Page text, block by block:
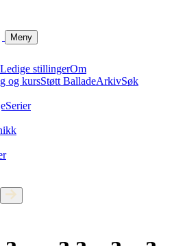
Meny
Ledige stillingerOm
og kursStøtt BalladeArkivSøk
Serier